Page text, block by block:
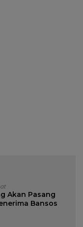
Akan Pasang
Bansos